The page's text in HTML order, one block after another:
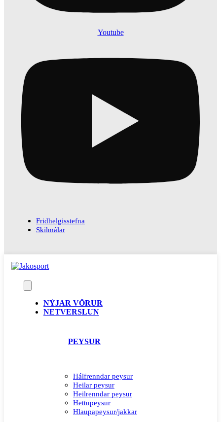
Youtube
Fridhelgisstefna
Skilmálar
NÝJAR VÖRUR
NETVERSLUN
PEYSUR
Hálfrenndar peysur
Heilar peysur
Heilrenndar peysur
Hettupeysur
Hlaupapeysur/jakkar